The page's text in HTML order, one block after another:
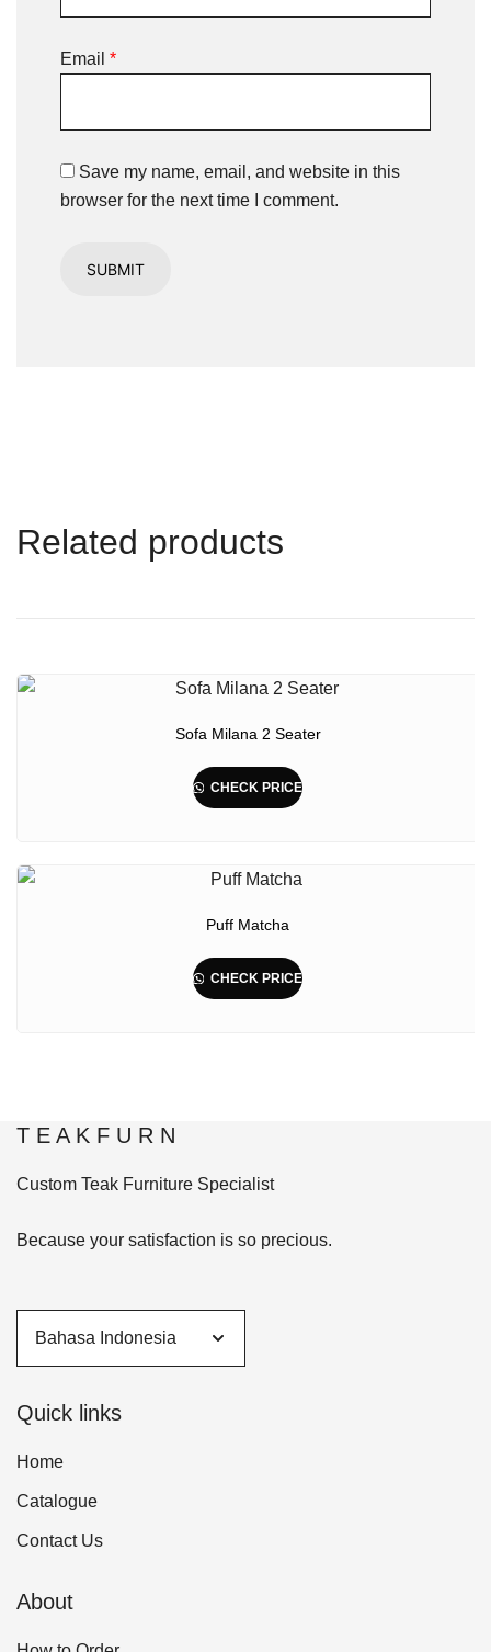
Email *
Save my name, email, and website in this
browser for the next time I comment.
Related products
Sofa Milana 2 Seater
CHECK PRICE
Puff Matcha
CHECK PRICE
T E A K F U R N
Custom Teak Furniture Specialist
Because your satisfaction is so precious.
Quick links
Home
Catalogue
Contact Us
About